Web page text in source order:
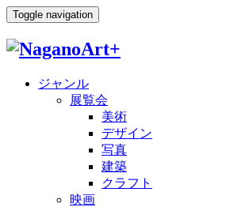
Toggle navigation
ジャンル
展覧会
美術
デザイン
写真
建築
クラフト
映画